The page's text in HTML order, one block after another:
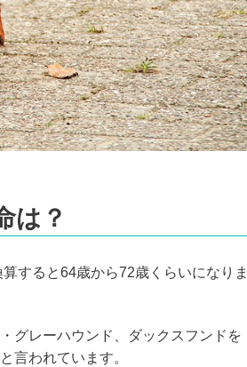
は？
すると64歳から72歳くらいになりま
グレーハウンド、ダックスフンドを
言われています。